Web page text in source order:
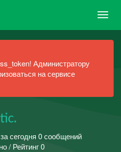
Администратору
на сервисе
сегодня 0 сообщений
/ Рейтинг 0